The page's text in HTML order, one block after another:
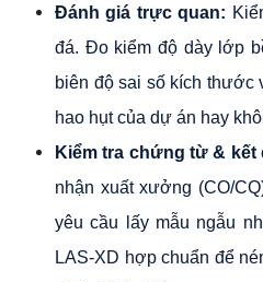
Đánh giá trực quan:
đá. Đo kiểm độ dày lớp
biên độ sai số kích thước
hao hụt của dự án hay
Kiểm tra chứng từ & kết
nhận xuất xưởng (CO/
yêu cầu lấy mẫu ngẫu
LAS-XD hợp chuẩn để